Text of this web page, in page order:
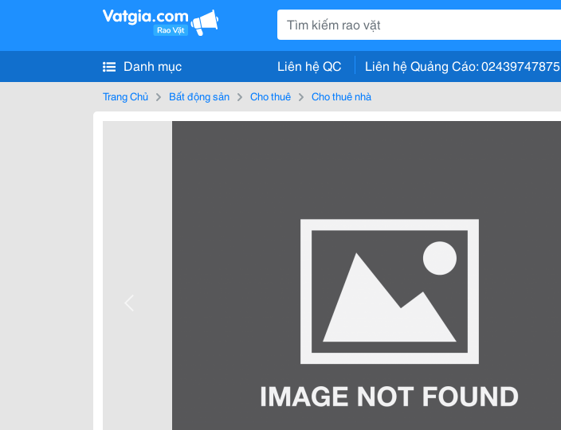
Danh mục Liên hệ QC Liên hệ Quảng Cáo: 02439747875
Trang Chủ Bất động sản Cho thuê Cho thuê nhà